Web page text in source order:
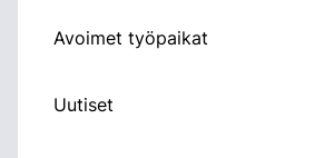
Avoimet työpaikat
Uutiset